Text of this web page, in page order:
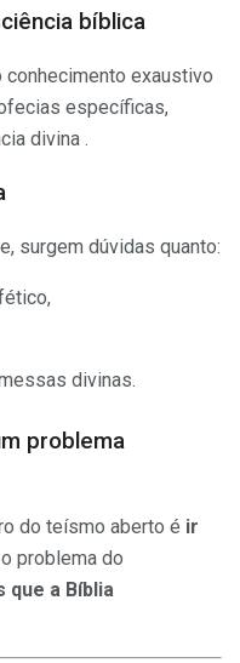
bíblica
conhecimento exaustivo
específicas,
divina .
surgem dúvidas quanto:
divinas.
problema
do teísmo aberto é ir
problema do
que a Bíblia